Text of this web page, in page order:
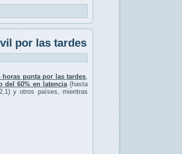
por las tardes
punta por las tardes
del 60% en latencia (hasta
y otros países, mientras